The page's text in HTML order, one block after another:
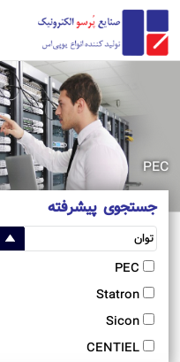
PEC
جستجوی پیشرفته
PEC
Statron
Sicon
CENTIEL